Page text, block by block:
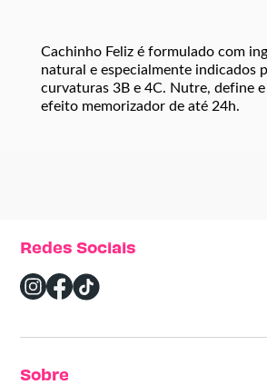
Cachinho Feliz é formulado com
natural e especialmente indicados
curvaturas 3B e 4C. Nutre, define
efeito memorizador de até 24h.
Redes Sociais
Sobre